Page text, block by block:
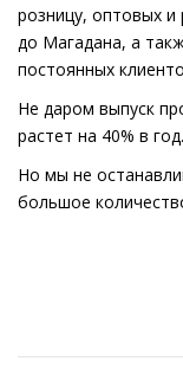
розницу, оптовых
до Магадана, а
постоянных
Не даром выпуск
растет на 40% в год.
Но мы не
большое